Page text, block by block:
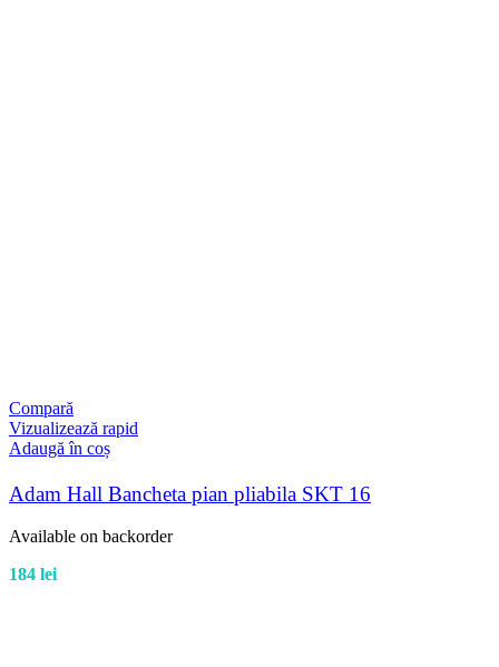
Compară
Vizualizează rapid
Adaugă în coș
Adam Hall Bancheta pian pliabila SKT 16
Available on backorder
184 lei